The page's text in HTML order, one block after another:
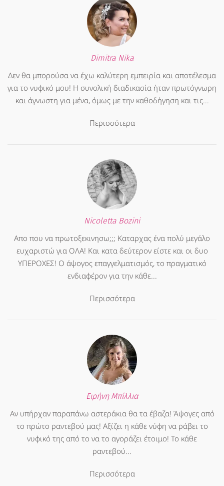
Dimitra Nika
Δεν θα μπορούσα να έχω καλύτερη εμπειρία και αποτέλεσμα
για το νυφικό μου! Η συνολική διαδικασία ήταν πρωτόγνωρη
και άγνωστη για μένα, όμως με την καθοδήγηση και τις...
Περισσότερα
Nicoletta Bozini
Απο που να πρωτοξεκινησω;;; Καταρχας ένα πολύ μεγάλο
ευχαριστώ για ΟΛΑ! Και κατα δεύτερον είστε και οι δυο
ΥΠΕΡΟΧΕΣ! Ο άψογος επαγγελματισμός, το πραγματικό
ενδιαφέρον για την κάθε...
Περισσότερα
Ειρήνη Μπίλλια
Αν υπήρχαν παραπάνω αστεράκια θα τα έβαζα! Άψογες από
το πρώτο ραντεβού μας! Αξίζει η κάθε νύφη να ράβει το
νυφικό της από το να το αγοράζει έτοιμο! Το κάθε
ραντεβού...
Περισσότερα